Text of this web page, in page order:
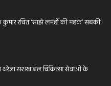
रचित ‘साझे लमहों की महक’ सबकी
थरेजा सशस्त्र बल चिकित्सा सेवाओं के